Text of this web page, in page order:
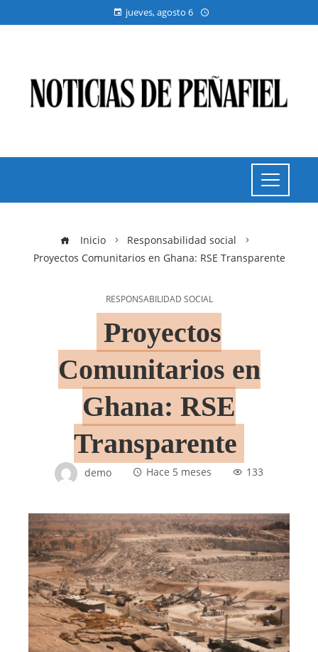
jueves, agosto 6
Inicio
Responsabilidad social
Proyectos Comunitarios en Ghana: RSE Transparente
RESPONSABILIDAD SOCIAL
Proyectos
Comunitarios en
Ghana: RSE
Transparente
demo Hace 5 meses 133